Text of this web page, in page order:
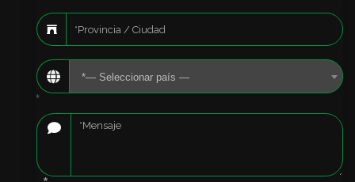
*— Seleccionar país —
*